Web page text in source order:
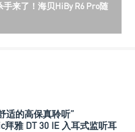
来了！海贝HiBy R6 Pro随
适的高保真聆听”
拜雅 DT 30 IE 入耳式监听耳